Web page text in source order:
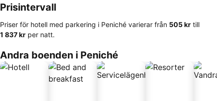
Prisintervall
Priser för hotell med parkering i Peniché varierar från ‎505 kr till
‎1 837 kr per natt.
Andra boenden i Peniché